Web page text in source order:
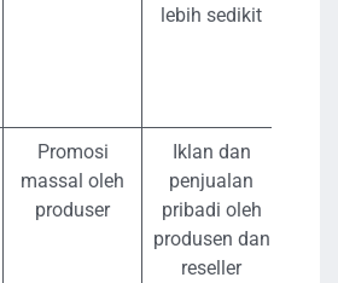
lebih sedikit
Promosi
massal oleh
produser
Iklan dan
penjualan
pribadi oleh
produsen dan
reseller